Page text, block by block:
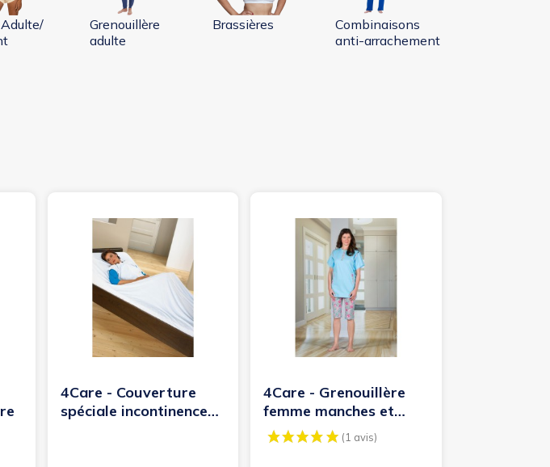
Grenouillère
adulte
Brassières
Combinaisons
anti-arrachement
4Care - Couverture
spéciale incontinence
4Care - Grenouillère
femme manches et
jambes courtes à...